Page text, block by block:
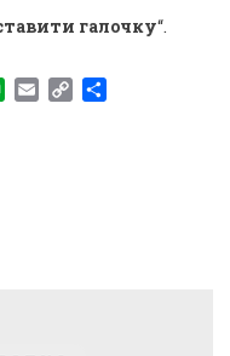
галочку“.
Evernote
EmailCopy